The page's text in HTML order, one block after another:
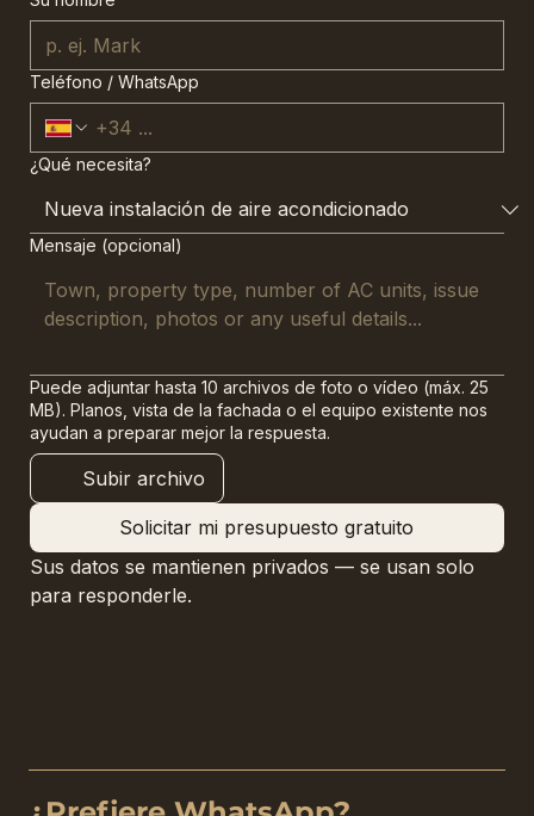
Teléfono / WhatsApp
¿Qué necesita?
Mensaje (opcional)
Puede adjuntar hasta 10 archivos de foto o vídeo (máx. 25
MB). Planos, vista de la fachada o el equipo existente nos
ayudan a preparar mejor la respuesta.
Subir archivo
Solicitar mi presupuesto gratuito
Sus datos se mantienen privados — se usan solo
para responderle.